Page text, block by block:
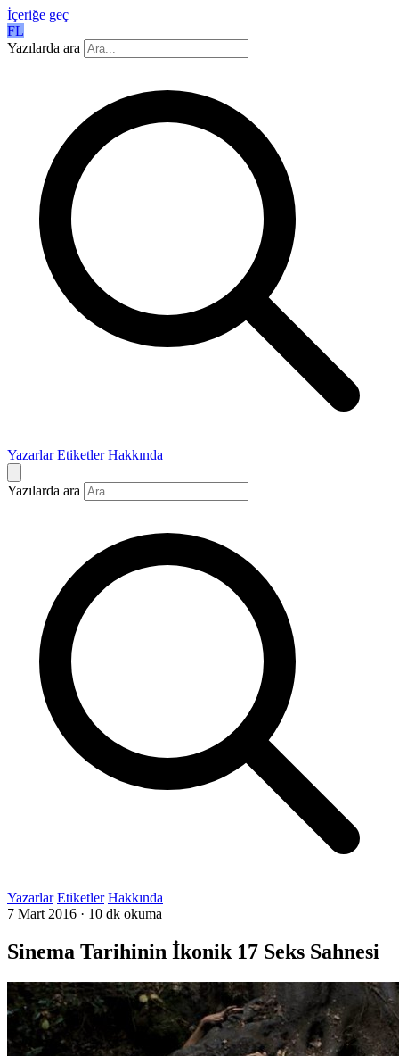
İçeriğe geç
FL
Yazılarda ara
Yazarlar Etiketler Hakkında
Yazılarda ara
Yazarlar Etiketler Hakkında
7 Mart 2016 · 10 dk okuma
Sinema Tarihinin İkonik 17 Seks Sahnesi